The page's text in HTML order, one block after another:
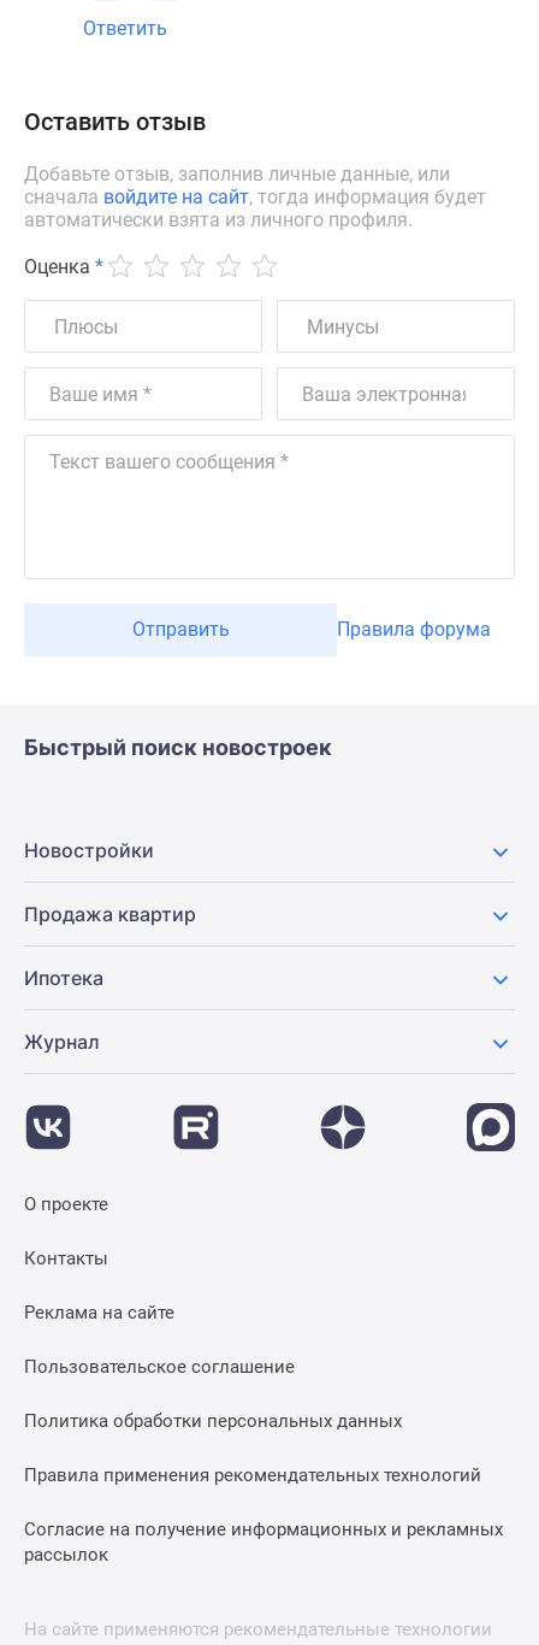
Ответить
Оставить отзыв
Добавьте отзыв, заполнив личные данные, или
сначала войдите на сайт, тогда информация будет
автоматически взята из личного профиля.
Оценка *
Отправить Правила форума
Быстрый поиск новостроек
Новостройки
Продажа квартир
Ипотека
Журнал
О проекте
Контакты
Реклама на сайте
Пользовательское соглашение
Политика обработки персональных данных
Правила применения рекомендательных технологий
Согласие на получение информационных и рекламных
рассылок
На сайте применяются рекомендательные технологии